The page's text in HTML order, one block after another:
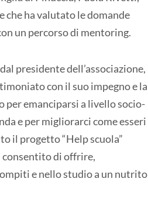
che ha valutato le domande
un percorso di mentoring.
presidente dell’associazione,
con il suo impegno e la
emanciparsi a livello socio-
e per migliorarci come esseri
il progetto “Help scuola”
consentito di offrire,
e nello studio a un nutrito